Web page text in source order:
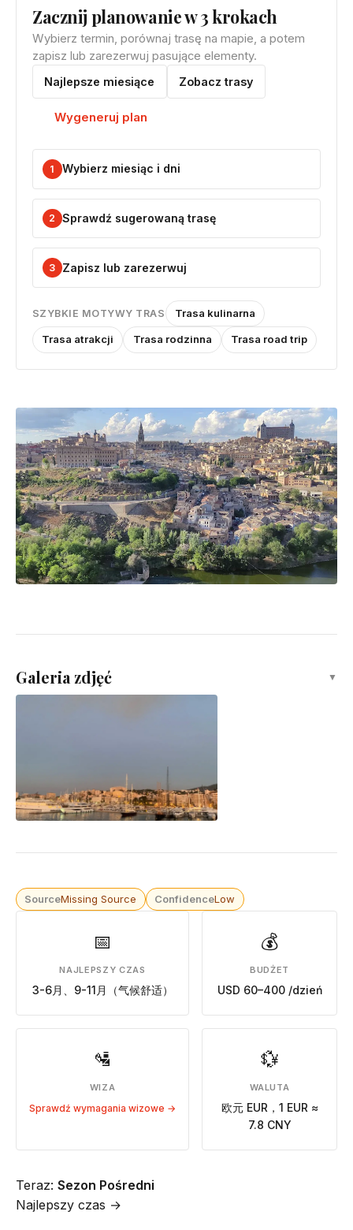
Zacznij planowanie w 3 krokach
Wybierz termin, porównaj trasę na mapie, a potem
zapisz lub zarezerwuj pasujące elementy.
Najlepsze miesiące Zobacz trasy
Wygeneruj plan
1 Wybierz miesiąc i dni
2 Sprawdź sugerowaną trasę
3 Zapisz lub zarezerwuj
SZYBKIE MOTYWY TRAS Trasa kulinarna
Trasa atrakcji Trasa rodzinna Trasa road trip
Galeria zdjęć ▼
SourceMissing Source ConfidenceLow
📅
NAJLEPSZY CZAS
3-6月、9-11月（气候舒适）
💰
BUDŻET
USD 60–400 /dzień
🛂
WIZA
Sprawdź wymagania wizowe →
💱
WALUTA
欧元 EUR，1 EUR ≈
7.8 CNY
Teraz: Sezon Pośredni
Najlepszy czas →